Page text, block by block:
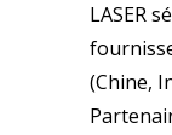
LASER
(Chine,